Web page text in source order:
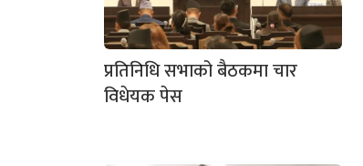
प्रतिनिधि सभाको बैठकमा चार
विधेयक पेस